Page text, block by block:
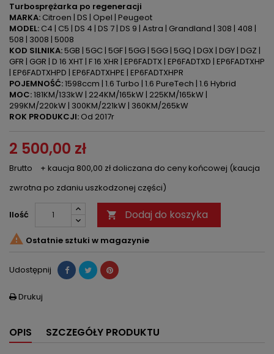
Turbosprężarka po regeneracji
MARKA: Citroen | DS | Opel | Peugeot
MODEL: C4 | C5 | DS 4 | DS 7 | DS 9 | Astra | Grandland | 308 | 408 |
508 | 3008 | 5008
KOD SILNIKA:5GB | 5GC | 5GF | 5GG | 5GG | 5GQ | DGX | DGY | DGZ |
GFR | GGR | D 16 XHT | F 16 XHR | EP6FADTX | EP6FADTXD | EP6FADTXHP
| EP6FADTXHPD | EP6FADTXHPE | EP6FADTXHPR
POJEMNOŚĆ:1598ccm | 1.6 Turbo | 1.6 PureTech | 1.6 Hybrid
MOC:181KM/133kW | 224KM/165kW | 225KM/165kW |
299KM/220kW | 300KM/221kW | 360KM/265kW
ROK PRODUKCJI: Od 2017r
2 500,00 zł
Brutto
+ kaucja 800,00 zł doliczana do ceny końcowej (kaucja
zwrotna po zdaniu uszkodzonej części)
Ilość  Dodaj do koszyka
 Ostatnie sztuki w magazynie
Udostępnij
 Drukuj
OPIS SZCZEGÓŁY PRODUKTU